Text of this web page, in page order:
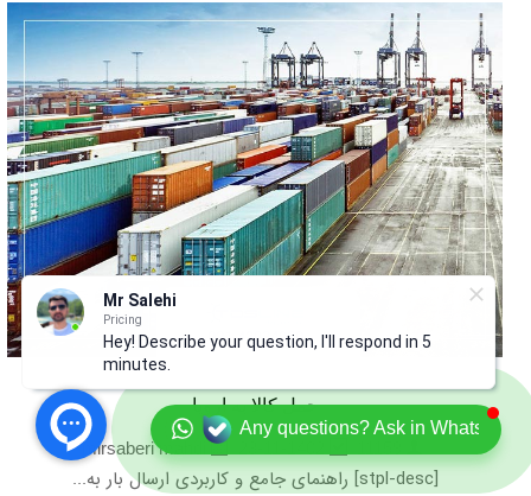
حمل کالا به اروپا
[stpl-desc] راهنمای جامع و کاربردی ارسال بار به...
Any questions? Ask in Whatsapp
Mr Salehi
Pricing
Hey! Describe your question, I'll respond in 5
minutes.